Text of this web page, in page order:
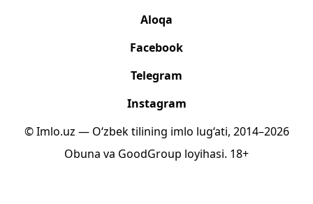
Aloqa
Facebook
Telegram
Instagram
© Imlo.uz — O‘zbek tilining imlo lug‘ati, 2014–2026
Obuna va GoodGroup loyihasi. 18+